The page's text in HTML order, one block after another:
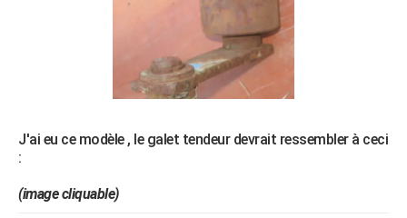
J'ai eu ce modèle , le galet tendeur devrait ressembler à ceci
:
(image cliquable)